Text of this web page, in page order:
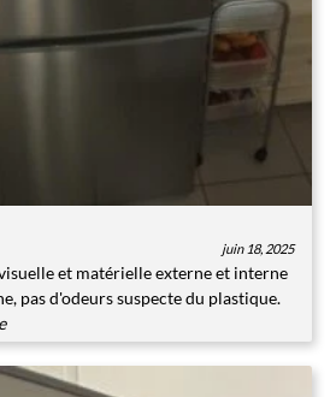
juin 18, 2025
et matérielle externe et interne
pas d'odeurs suspecte du plastique.